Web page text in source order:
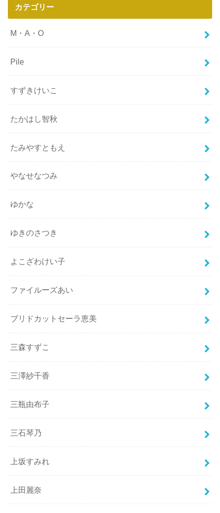
カテゴリー
M・A・O
Pile
すずきけいこ
たかはし智秋
たみやすともえ
やなせなつみ
ゆかな
ゆきのさつき
よこざわけい子
ファイルーズあい
ブリドカットセーラ恵美
三森すずこ
三澤紗千香
三瓶由布子
三石琴乃
上坂すみれ
上田麗奈